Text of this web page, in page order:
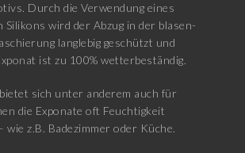
Durch die Verwendung eines
Silikons wird der Abzug in der blasen-
langlebig geschützt und
ist zu 100% wetterbeständig.
sich unter anderem auch für
die Exponate oft Feuchtigkeit
wie z.B. Badezimmer oder Küche.